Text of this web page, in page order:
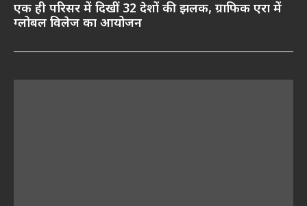
एक ही परिसर में दिखीं 32 देशों की झलक, ग्राफिक एरा में
ग्लोबल विलेज का आयोजन